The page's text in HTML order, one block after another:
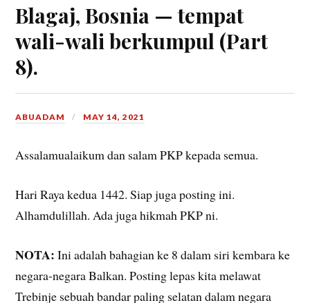
Blagaj, Bosnia — tempat
wali-wali berkumpul (Part
8).
ABUADAM MAY 14, 2021
Assalamualaikum dan salam PKP kepada semua.
Hari Raya kedua 1442. Siap juga posting ini.
Alhamdulillah. Ada juga hikmah PKP ni.
NOTA: Ini adalah bahagian ke 8 dalam siri kembara ke
negara-negara Balkan. Posting lepas kita melawat
Trebinje sebuah bandar paling selatan dalam negara